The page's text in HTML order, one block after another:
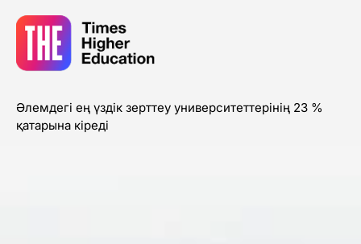
Әлемдегі ең үздік зерттеу университеттерінің 23 %
қатарына кіреді